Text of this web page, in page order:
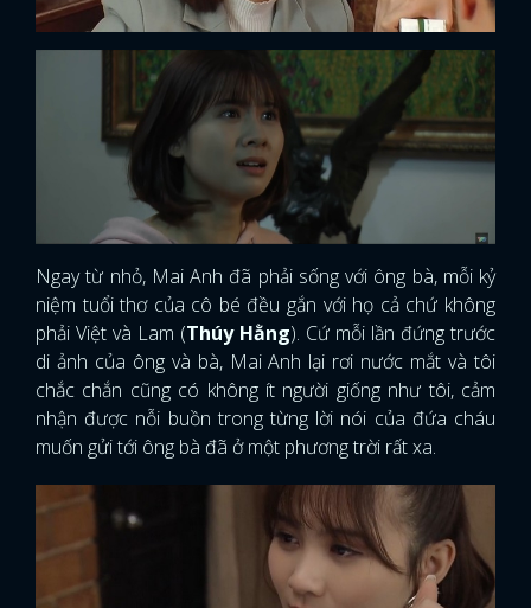
Ngay từ nhỏ, Mai Anh đã phải sống với ông bà, mỗi kỷ
niệm tuổi thơ của cô bé đều gắn với họ cả chứ không
phải Việt và Lam (Thúy Hằng). Cứ mỗi lần đứng trước
di ảnh của ông và bà, Mai Anh lại rơi nước mắt và tôi
chắc chắn cũng có không ít người giống như tôi, cảm
nhận được nỗi buồn trong từng lời nói của đứa cháu
muốn gửi tới ông bà đã ở một phương trời rất xa.